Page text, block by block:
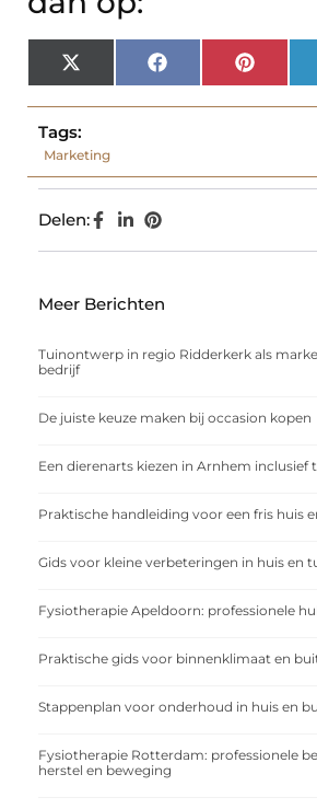
X
(Twitter)
Facebook
Tags:
Marketing
Delen:
Meer Berichten
Tuinontwerp in regio Ridderkerk als
bedrijf
De juiste keuze maken bij occasion kopen
Een dierenarts kiezen in Arnhem inclusief
Praktische handleiding voor een fris huis
Gids voor kleine verbeteringen in huis en
Fysiotherapie Apeldoorn: professionele
Praktische gids voor binnenklimaat en
Stappenplan voor onderhoud in huis en
Fysiotherapie Rotterdam: professionele
herstel en beweging